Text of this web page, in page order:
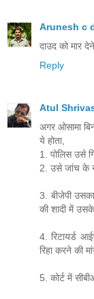
Arunesh c
दाउद को मार
Reply
Atul
अगर ओसामा
ये होता,
1. पोलिस उसे
2. उसे जांच के
3. बीजेपी
की शादी में उसके
4. रिटायर्ड
रिहा करने की
5. कोर्ट में